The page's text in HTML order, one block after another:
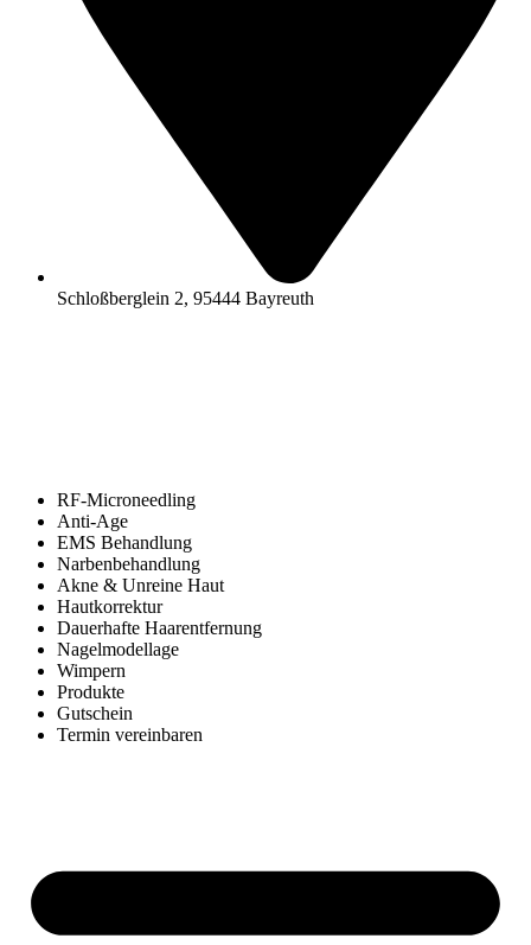
Schloßberglein 2, 95444 Bayreuth
RF-Microneedling
Anti-Age
EMS Behandlung
Narbenbehandlung
Akne & Unreine Haut
Hautkorrektur
Dauerhafte Haarentfernung
Nagelmodellage
Wimpern
Produkte
Gutschein
Termin vereinbaren